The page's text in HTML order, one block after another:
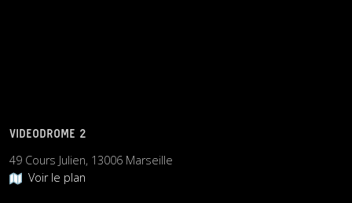
VIDEODROME 2
49 Cours Julien, 13006 Marseille
Voir le plan